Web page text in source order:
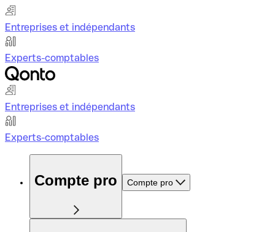
Entreprises et indépendants
Experts-comptables
Entreprises et indépendants
Experts-comptables
Compte pro Compte pro